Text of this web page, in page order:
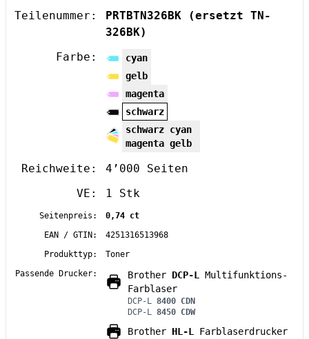
Teilenummer:
PRTBTN326BK
(ersetzt TN-
326BK)
Farbe:
cyan
gelb
magenta
schwarz
schwarz cyan
magenta gelb
Reichweite:
4’000 Seiten
VE:
1 Stk
Seitenpreis:
0,74 ct
EAN / GTIN:
4251316513968
Produkttyp:
Toner
Passende Drucker:
Brother DCP-L
Multifunktions-
Farblaser
DCP-L
8400 CDN
DCP-L
8450 CDW
Brother HL-L Farblaserdrucker